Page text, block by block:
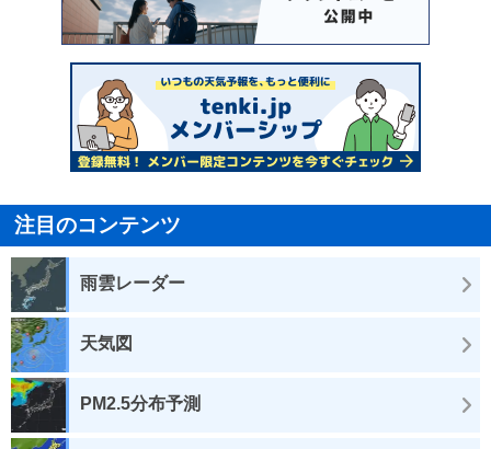
注目のコンテンツ
雨雲レーダー
天気図
PM2.5分布予測